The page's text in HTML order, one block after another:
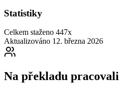
Statistiky
Celkem staženo 447x
Aktualizováno 12. března 2026
Na překladu pracovali